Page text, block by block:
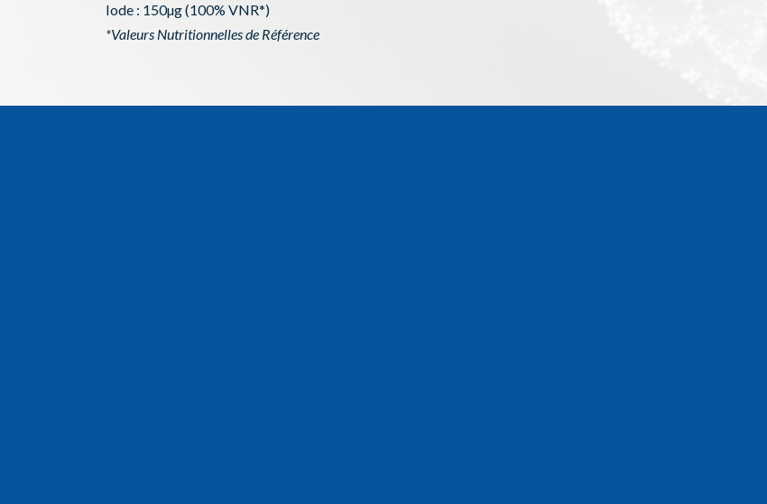
Iode : 150µg (100% VNR*)
*Valeurs Nutritionnelles de Référence